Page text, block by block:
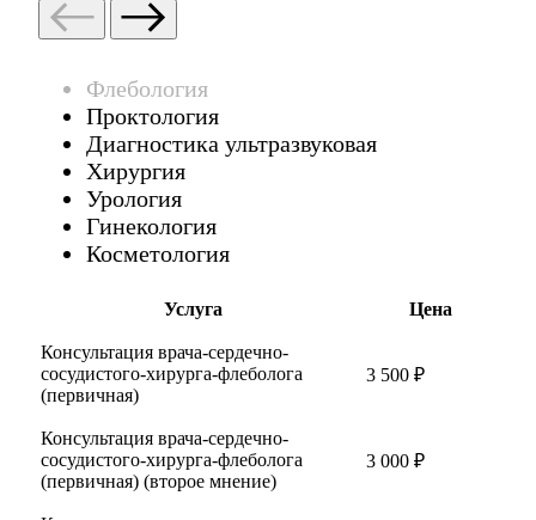
Флебология
Проктология
Диагностика ультразвуковая
Хирургия
Урология
Гинекология
Косметология
Услуга Цена
Консультация врача-сердечно-
сосудистого-хирурга-флеболога
(первичная)
3 500 ₽
Консультация врача-сердечно-
сосудистого-хирурга-флеболога
(первичная) (второе мнение)
3 000 ₽